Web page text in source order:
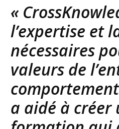
«
l’expertise et
nécessaires
valeurs de
a aidé à créer